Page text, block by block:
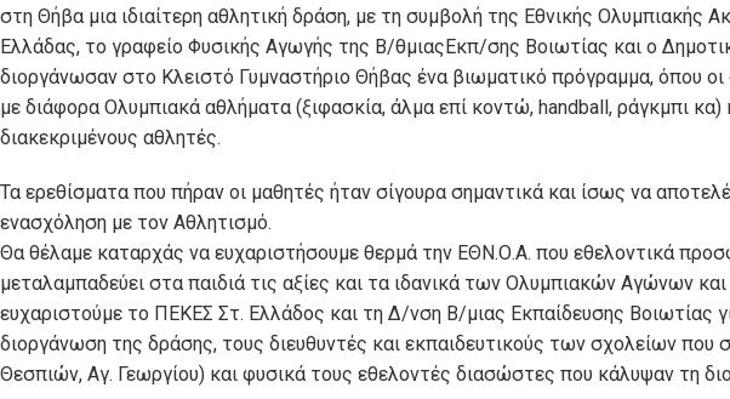
στη Θήβα μια ιδιαίτερη αθλητική δράση, με τη συμβολή της Εθνικής Ολυμπιακής
Ελλάδας, το γραφείο Φυσικής Αγωγής της Β/θμιαςΕκπ/σης Βοιωτίας και ο
διοργάνωσαν στο Κλειστό Γυμναστήριο Θήβας ένα βιωματικό πρόγραμμα, όπου
με διάφορα Ολυμπιακά αθλήματα (ξιφασκία, άλμα επί κοντώ, handball, ράγκμπι κα)
διακεκριμένους αθλητές.
Τα ερεθίσματα που πήραν οι μαθητές ήταν σίγουρα σημαντικά και ίσως να
ενασχόληση με τον Αθλητισμό.
Θα θέλαμε καταρχάς να ευχαριστήσουμε θερμά την ΕΘΝ.Ο.Α. που εθελοντικά
μεταλαμπαδεύει στα παιδιά τις αξίες και τα ιδανικά των Ολυμπιακών Αγώνων
ευχαριστούμε το ΠΕΚΕΣ Στ. Ελλάδος και τη Δ/νση Β/μιας Εκπαίδευσης Βοιωτίας
διοργάνωση της δράσης, τους διευθυντές και εκπαιδευτικούς των σχολείων που
Θεσπιών, Αγ. Γεωργίου) και φυσικά τους εθελοντές διασώστες που κάλυψαν τη